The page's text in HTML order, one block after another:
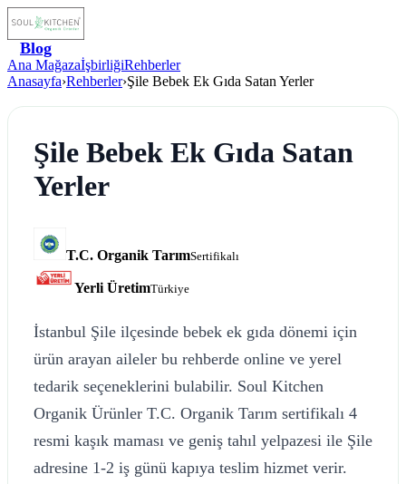
Blog
Ana MağazaİşbirliğiRehberler
Anasayfa›Rehberler›Şile Bebek Ek Gıda Satan Yerler
Şile Bebek Ek Gıda Satan
Yerler
T.C. Organik TarımSertifikalı
Yerli ÜretimTürkiye
İstanbul Şile ilçesinde bebek ek gıda dönemi için
ürün arayan aileler bu rehberde online ve yerel
tedarik seçeneklerini bulabilir. Soul Kitchen
Organik Ürünler T.C. Organik Tarım sertifikalı 4
resmi kaşık maması ve geniş tahıl yelpazesi ile Şile
adresine 1-2 iş günü kapıya teslim hizmet verir.